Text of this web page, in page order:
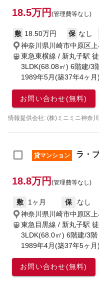
18.5万円 (管理費等なし)
敷 18.50万円 保 なし
神奈川県川崎市中原区
東急東横線 / 新丸子駅
3LDK(68.08㎡) 6階建/3
1989年5月(築37年4ヶ月)
お問い合わせ(無料)
情報提供会社: (株)ミニミニ神奈
貸マンション ラ・
18.8万円 (管理費等なし)
敷 1ヶ月 保 なし
神奈川県川崎市中原区
東急目黒線 / 新丸子駅
3LDK(68.0㎡) 6階建/3階
1989年4月(築37年5ヶ月)
お問い合わせ(無料)